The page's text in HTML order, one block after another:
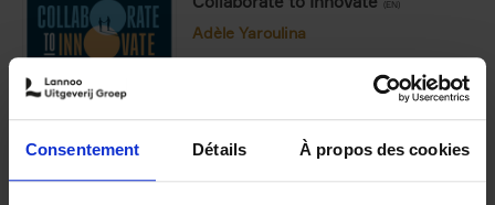
Consentement Détails À propos des cookies
(EN)
Adèle Yaroulina
Frais de livraison : € 3,99 (Benelux)